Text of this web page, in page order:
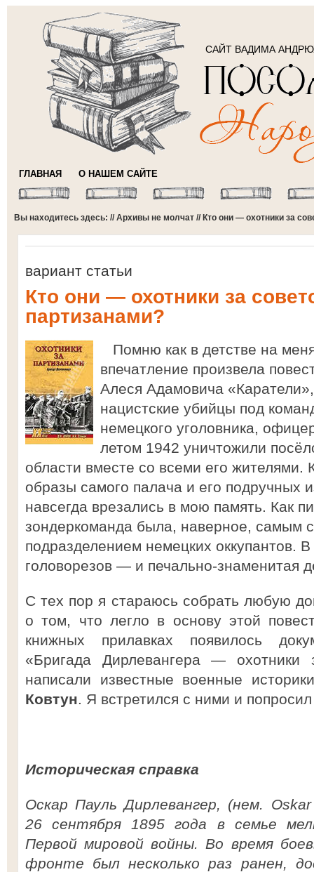
САЙТ ВАДИМА
ГЛАВНАЯ О НАШЕМ САЙТЕ
Вы находитесь здесь: //Архивы не молчат // Кто они — охотники за
вариант статьи
Кто они — охотники за
партизанами?
Помню как в детстве на
впечатление произвела
Алеся Адамовича
нацистские убийцы под
немецкого уголовника,
летом 1942 уничтожили
области вместе со всеми его жителями.
образы самого палача и его подручных
навсегда врезались в мою память. Как
зондеркоманда была, наверное, самым
подразделением немецких оккупантов.
головорезов — и печально-знаменитая
С тех пор я стараюсь собрать любую
о том, что легло в основу этой
книжных прилавках появилось
«Бригада Дирлевангера — охотники
написали известные военные
Ковтун. Я встретился с ними и
Историческая справка
Оскар Пауль Дирлевангер, (нем.
26 сентября 1895 года в семье
Первой мировой войны. Во время
фронте был несколько раз ранен,